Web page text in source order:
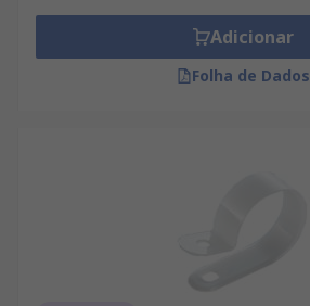
Adicionar
Folha de Dados